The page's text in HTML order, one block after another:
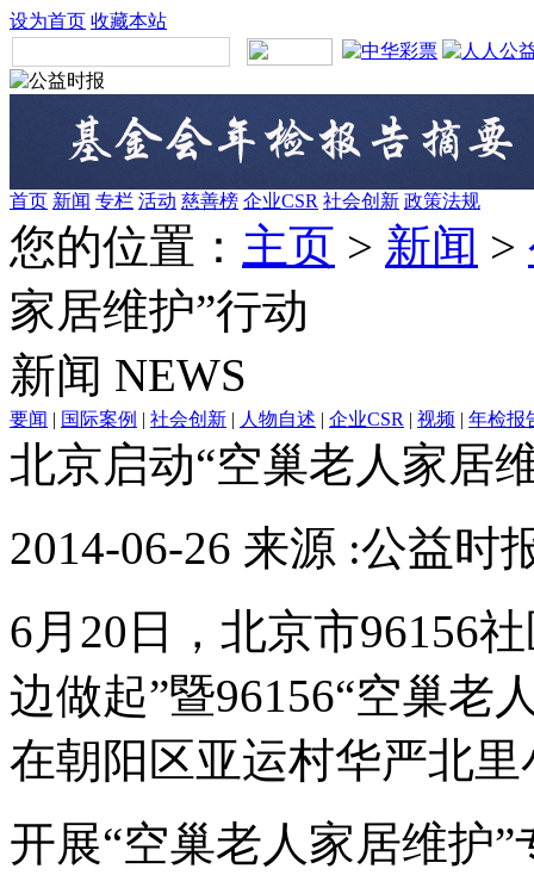
设为首页 收藏本站
首页 新闻 专栏 活动 慈善榜 企业CSR 社会创新 政策法规
您的位置： 主页 > 新闻 >
家居维护”行动
新闻 NEWS
要闻 | 国际案例 | 社会创新 | 人物自述 | 企业CSR | 视频 | 年检报
北京启动“空巢老人家居
2014-06-26 来源 :公益时
6月20日，北京市96156
边做起”暨96156“空巢老
在朝阳区亚运村华严北
开展“空巢老人家居维护